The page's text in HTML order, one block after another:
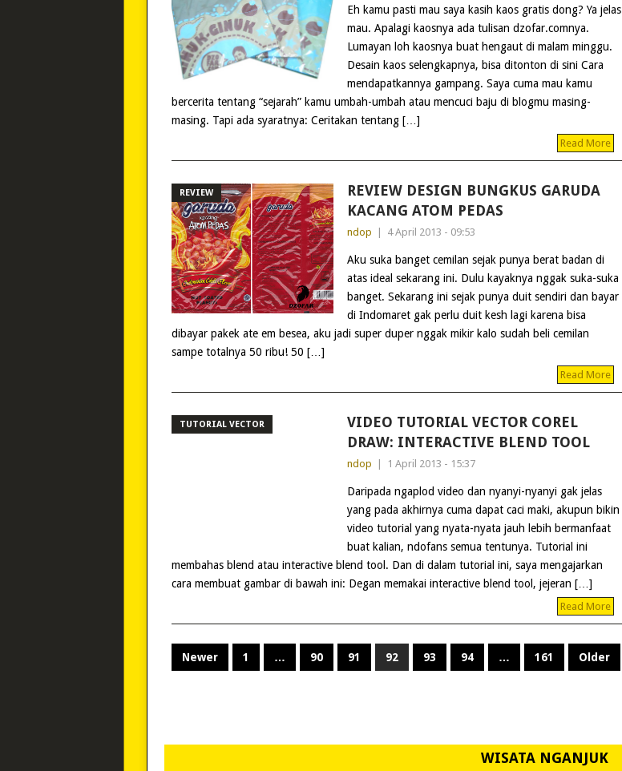
Eh kamu pasti mau saya kasih kaos gratis dong? Ya jelas
mau. Apalagi kaosnya ada tulisan dzofar.comnya.
Lumayan loh kaosnya buat hengaut di malam minggu.
Desain kaos selengkapnya, bisa ditonton di sini Cara
mendapatkannya gampang. Saya cuma mau kamu
bercerita tentang “sejarah” kamu umbah-umbah atau mencuci baju di blogmu masing-
masing. Tapi ada syaratnya: Ceritakan tentang […]
Read More
REVIEW
REVIEW DESIGN BUNGKUS GARUDA
KACANG ATOM PEDAS
ndop 4 April 2013 - 09:53
Aku suka banget cemilan sejak punya berat badan di
atas ideal sekarang ini. Dulu kayaknya nggak suka-suka
banget. Sekarang ini sejak punya duit sendiri dan bayar
di Indomaret gak perlu duit kesh lagi karena bisa
dibayar pakek ate em besea, aku jadi super duper nggak mikir kalo sudah beli cemilan
sampe totalnya 50 ribu! 50 […]
Read More
TUTORIAL VECTOR
VIDEO TUTORIAL VECTOR COREL
DRAW: INTERACTIVE BLEND TOOL
ndop 1 April 2013 - 15:37
Daripada ngaplod video dan nyanyi-nyanyi gak jelas
yang pada akhirnya cuma dapat caci maki, akupun bikin
video tutorial yang nyata-nyata jauh lebih bermanfaat
buat kalian, ndofans semua tentunya. Tutorial ini
membahas blend atau interactive blend tool. Dan di dalam tutorial ini, saya mengajarkan
cara membuat gambar di bawah ini: Degan memakai interactive blend tool, jejeran […]
Read More
POSTS
Newer 1 … 90 91 92 93 94 … 161 Older
WISATA NGANJUK